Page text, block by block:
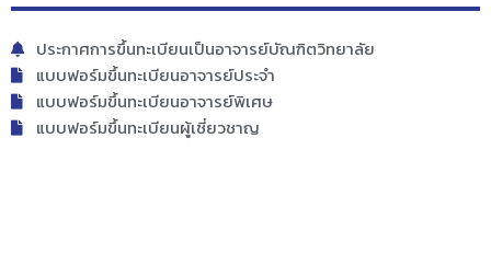
ประกาศการขึ้นทะเบียนเป็นอาจารย์บัณฑิตวิทยาลัย
แบบฟอร์มขึ้นทะเบียนอาจารย์ประจำ
แบบฟอร์มขึ้นทะเบียนอาจารย์พิเศษ
แบบฟอร์มขึ้นทะเบียนผู้เชี่ยวชาญ